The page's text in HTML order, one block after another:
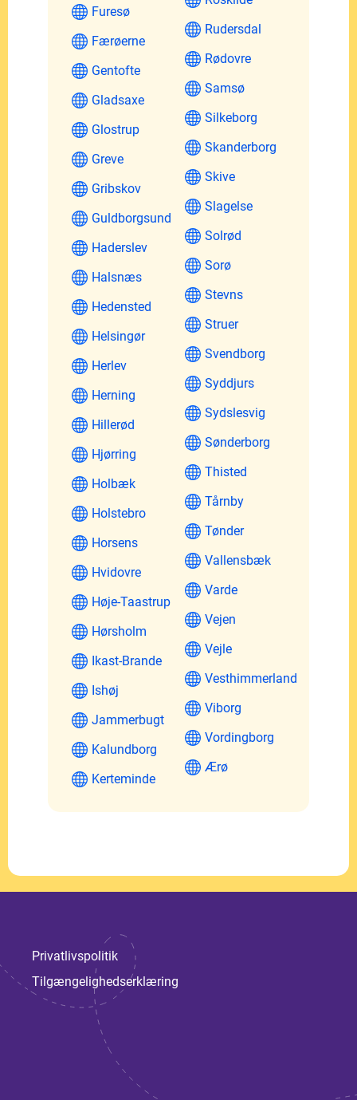
Furesø
Færøerne
Gentofte
Gladsaxe
Glostrup
Greve
Gribskov
Guldborgsund
Haderslev
Halsnæs
Hedensted
Helsingør
Herlev
Herning
Hillerød
Hjørring
Holbæk
Holstebro
Horsens
Hvidovre
Høje-Taastrup
Hørsholm
Ikast-Brande
Ishøj
Jammerbugt
Kalundborg
Kerteminde
Rudersdal
Rødovre
Samsø
Silkeborg
Skanderborg
Skive
Slagelse
Solrød
Sorø
Stevns
Struer
Svendborg
Syddjurs
Sydslesvig
Sønderborg
Thisted
Tårnby
Tønder
Vallensbæk
Varde
Vejen
Vejle
Vesthimmerland
Viborg
Vordingborg
Ærø
Privatlivspolitik
Tilgængelighedserklæring